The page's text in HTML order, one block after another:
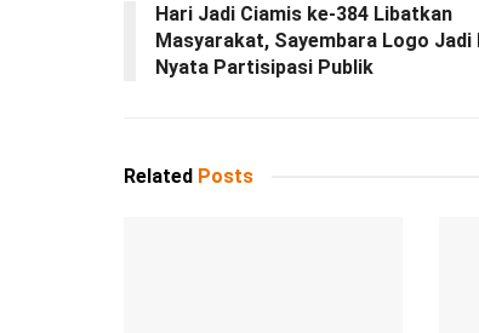
Hari Jadi Ciamis ke-384 Libatkan
Masyarakat, Sayembara Logo Jadi
Nyata Partisipasi Publik
Related Posts